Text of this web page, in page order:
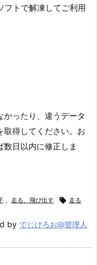
フトで解凍してご利用
かったり、違うデータ
取得してください。お
日以内に修正しま
, 走る、飛び出す  走る
by でじけろお@管理人